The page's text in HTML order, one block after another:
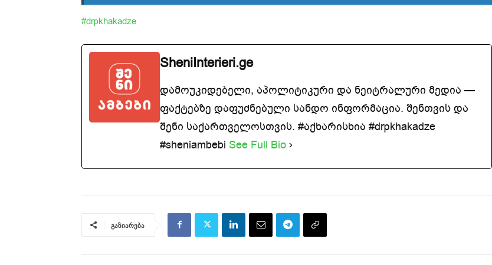
#drpkhakadze
SheniInterieri.ge
დამოუკიდებელი, აპოლიტიკური და ნეიტრალური მედია —
ფაქტებზე დაფუძნებული სანდო ინფორმაცია. შენთვის და
შენი საქართველოსთვის. #აქხარისხია #drpkhakadze
#sheniambebi See Full Bio
გაზიარება